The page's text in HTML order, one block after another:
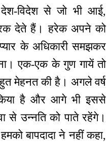
विदेश से जो भी आई,
देते हैं। हरेक अपने को
के अधिकारी समझकर
एक-एक के गुण गायें तो
मेहनत की है। अगले वर्ष
है और आगे भी इससे
से उन्नति को पाते रहेंगे।
बापदादा ने नहीं कहा,